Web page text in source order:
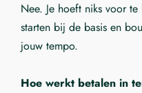
Nee. Je hoeft niks voor
starten bij de basis en
jouw tempo.
Hoe werkt betalen in